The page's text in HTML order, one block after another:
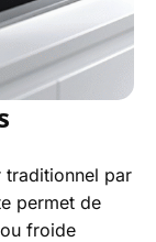
traditionnel par
permet de
froide